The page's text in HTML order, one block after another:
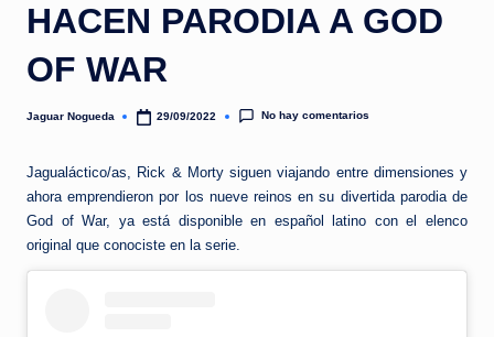
HACEN PARODIA A GOD
OF WAR
Publicado
Jaguar Nogueda 29/09/2022 No hay comentarios
Jagualáctico/as, Rick & Morty siguen viajando entre dimensiones y
ahora emprendieron por los nueve reinos en su divertida parodia de
God of War, ya está disponible en español latino con el elenco
original que conociste en la serie.